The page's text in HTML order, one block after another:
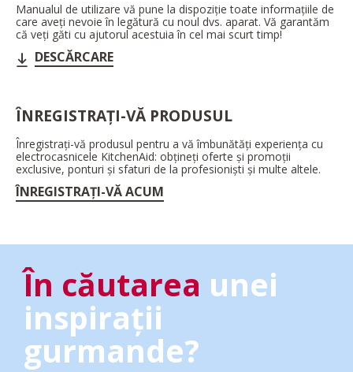
Manualul de utilizare vă pune la dispoziție toate informațiile de
care aveți nevoie în legătură cu noul dvs. aparat. Vă garantăm
că veți găti cu ajutorul acestuia în cel mai scurt timp!
DESCĂRCARE
ÎNREGISTRAȚI-VĂ PRODUSUL
Înregistrați-vă produsul pentru a vă îmbunătăți experiența cu
electrocasnicele KitchenAid: obțineți oferte și promoții
exclusive, ponturi și sfaturi de la profesioniști și multe altele.
ÎNREGISTRAȚI-VĂ ACUM
În căutarea unei
inspirații
gurmande?